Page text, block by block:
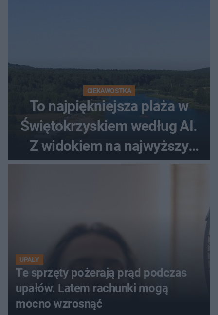
CIEKAWOSTKA
To najpiękniejsza plaża w
Świętokrzyskiem według AI.
Z widokiem na najwyższy
szczyt Gór Świętokrzyskich
UPAŁY
Te sprzęty pożerają prąd podczas
upałów. Latem rachunki mogą
mocno wzrosnąć